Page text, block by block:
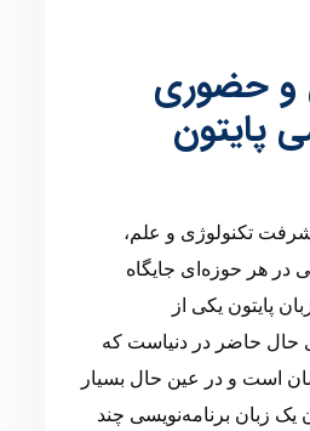
و حضوری
پایتون
تکنولوژی و علم،
در هر حوزه‌ای جایگاه
پایتون یکی از
حال حاضر در دنیاست که
است و در عین حال بسیار
یک زبان برنامه‌نویسی چند